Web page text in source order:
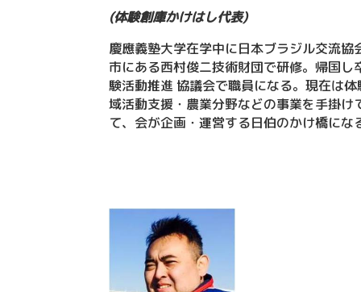
(体験創庫かけはし代表)
慶應義塾大学在学中に日本ブラジル交流
市にある西村俊二技術財団で研修。帰国
験活動推進 協議会で職員になる。現在は
域活動支援・農業分野などの事業を手掛
て、会が企画・運営する日伯のかけ橋に